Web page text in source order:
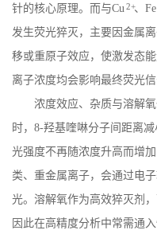
针的核心原理。而与Cu 2+、 Fe
发生荧光猝灭，主要因金属
移或重原子效应，使激发态
离子浓度均会影响最终荧光信
浓度效应、杂质与溶解
时， 8-羟基喹啉分子间距离
光强度不再随浓度升高而增
类、重金属离子，会通过电
光。溶解氧作为高效猝灭剂
因此在高精度分析中常需通入